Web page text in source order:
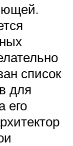
список
для
его